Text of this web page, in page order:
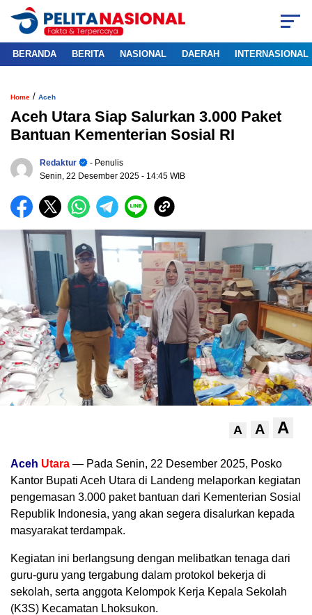
BERANDA BERITA NASIONAL DAERAH INTERNASIONAL
Home / Aceh
Aceh Utara Siap Salurkan 3.000 Paket
Bantuan Kementerian Sosial RI
Redaktur
- Penulis
Senin, 22 Desember 2025 - 14:45 WIB
A A A
Aceh Utara — Pada Senin, 22 Desember 2025, Posko
Kantor Bupati Aceh Utara di Landeng melaporkan kegiatan
pengemasan 3.000 paket bantuan dari Kementerian Sosial
Republik Indonesia, yang akan segera disalurkan kepada
masyarakat terdampak.
Kegiatan ini berlangsung dengan melibatkan tenaga dari
guru-guru yang tergabung dalam protokol bekerja di
sekolah, serta anggota Kelompok Kerja Kepala Sekolah
(K3S) Kecamatan Lhoksukon.